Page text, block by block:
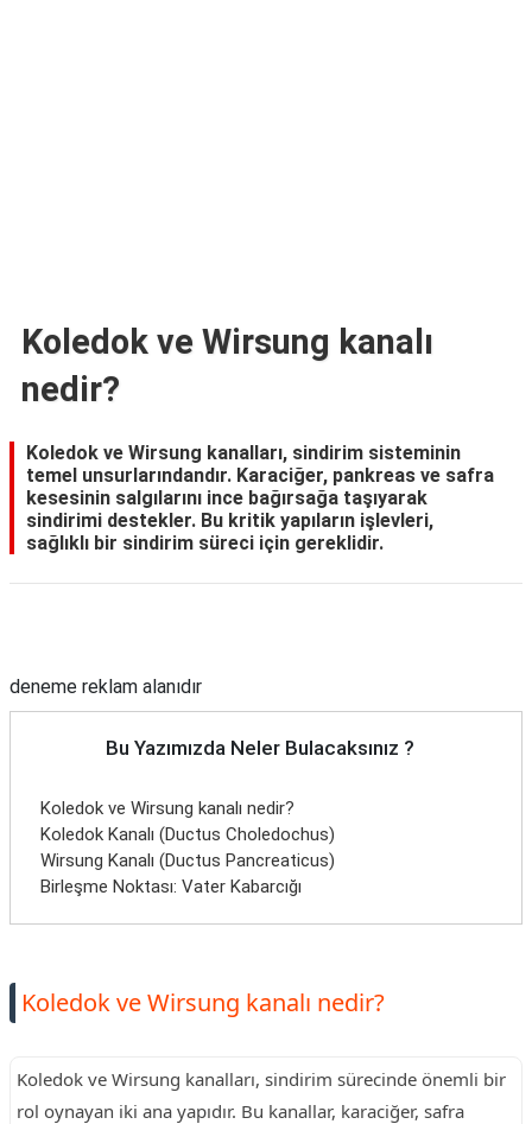
Koledok ve Wirsung kanalı
nedir?
Koledok ve Wirsung kanalları, sindirim sisteminin
temel unsurlarındandır. Karaciğer, pankreas ve safra
kesesinin salgılarını ince bağırsağa taşıyarak
sindirimi destekler. Bu kritik yapıların işlevleri,
sağlıklı bir sindirim süreci için gereklidir.
deneme reklam alanıdır
Bu Yazımızda Neler Bulacaksınız ?
Koledok ve Wirsung kanalı nedir?
Koledok Kanalı (Ductus Choledochus)
Wirsung Kanalı (Ductus Pancreaticus)
Birleşme Noktası: Vater Kabarcığı
Koledok ve Wirsung kanalı nedir?
Koledok ve Wirsung kanalları, sindirim sürecinde önemli bir
rol oynayan iki ana yapıdır. Bu kanallar, karaciğer, safra